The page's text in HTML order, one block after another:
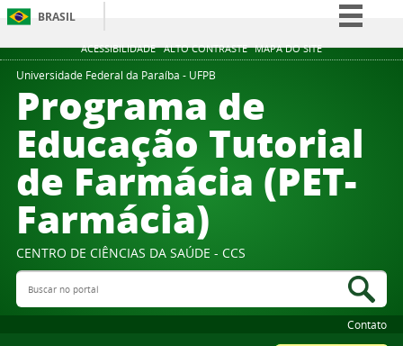
ACESSIBILIDADE ALTO CONTRASTE MAPA DO SITE
BRASIL
Simplifique!
Participe
Acesso à informação
Legislação
Canais
Universidade Federal da Paraíba - UFPB
Programa de
Educação Tutorial
de Farmácia (PET-
Farmácia)
CENTRO DE CIÊNCIAS DA SAÚDE - CCS
Buscar no portal
Contato